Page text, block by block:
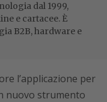
dal 1999,
e cartacee. È
B2B, hardware e
l’applicazione per
nuovo strumento